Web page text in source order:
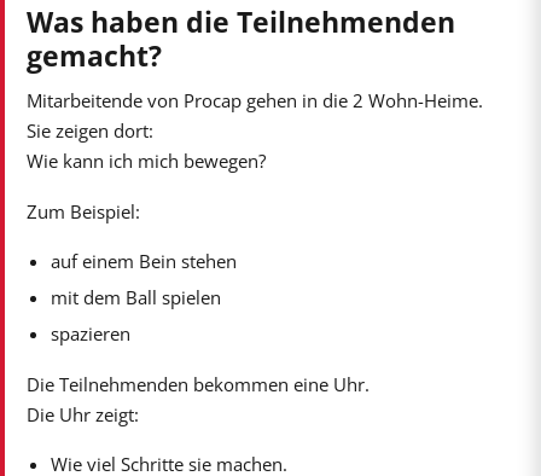
Was haben die Teilnehmenden
gemacht?
Mitarbeitende von Procap gehen in die 2 Wohn-Heime.
Sie zeigen dort:
Wie kann ich mich bewegen?
Zum Beispiel:
auf einem Bein stehen
mit dem Ball spielen
spazieren
Die Teilnehmenden bekommen eine Uhr.
Die Uhr zeigt:
Wie viel Schritte sie machen.